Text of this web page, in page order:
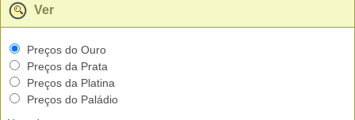
Ver
Preços do Ouro
Preços da Prata
Preços da Platina
Preços do Paládio